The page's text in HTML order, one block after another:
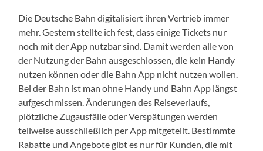
Die Deutsche Bahn digitalisiert ihren Vertrieb immer
mehr. Gestern stellte ich fest, dass einige Tickets nur
noch mit der App nutzbar sind. Damit werden alle von
der Nutzung der Bahn ausgeschlossen, die kein Handy
nutzen können oder die Bahn App nicht nutzen wollen.
Bei der Bahn ist man ohne Handy und Bahn App längst
aufgeschmissen. Änderungen des Reiseverlaufs,
plötzliche Zugausfälle oder Verspätungen werden
teilweise ausschließlich per App mitgeteilt. Bestimmte
Rabatte und Angebote gibt es nur für Kunden, die mit